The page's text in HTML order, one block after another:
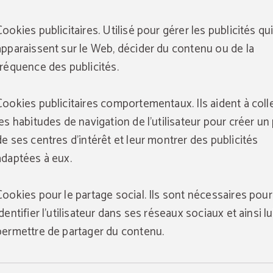
publicitaires. Utilisé pour gérer les publicités qui
sur le Web, décider du contenu ou de la
des publicités.
publicitaires comportementaux. Ils aident à
habitudes de navigation de l'utilisateur pour créer
ses centres d'intérêt et leur montrer des publicités
à eux.
pour le partage social. Ils sont nécessaires pour
l'utilisateur dans ses réseaux sociaux et ainsi
de partager du contenu.